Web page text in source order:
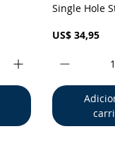
Single Hole
Preço
US$ 34,95